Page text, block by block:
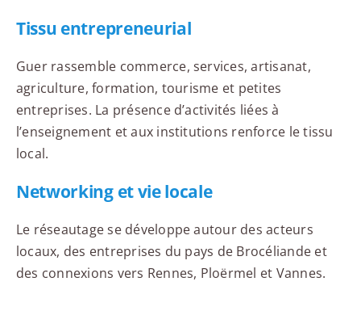
Tissu entrepreneurial
Guer rassemble commerce, services, artisanat,
agriculture, formation, tourisme et petites
entreprises. La présence d’activités liées à
l’enseignement et aux institutions renforce le tissu
local.
Networking et vie locale
Le réseautage se développe autour des acteurs
locaux, des entreprises du pays de Brocéliande et
des connexions vers Rennes, Ploërmel et Vannes.